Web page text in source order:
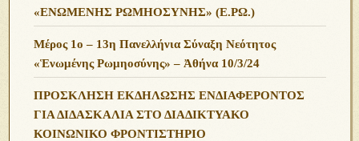
«ΕΝΩΜΕΝΗΣ ΡΩΜΗΟΣΥΝΗΣ» (Ε.ΡΩ.)
Μέρος 1ο – 13η Πανελλήνια Σύναξη Νεότητος
«Ἑνωμένης Ρωμηοσύνης» – Ἀθήνα 10/3/24
ΠΡΟΣΚΛΗΣΗ ΕΚΔΗΛΩΣΗΣ ΕΝΔΙΑΦΕΡΟΝΤΟΣ
ΓΙΑ ΔΙΔΑΣΚΑΛΙΑ ΣΤΟ ΔΙΑΔΙΚΤΥΑΚΟ
ΚΟΙΝΩΝΙΚΟ ΦΡΟΝΤΙΣΤΗΡΙΟ